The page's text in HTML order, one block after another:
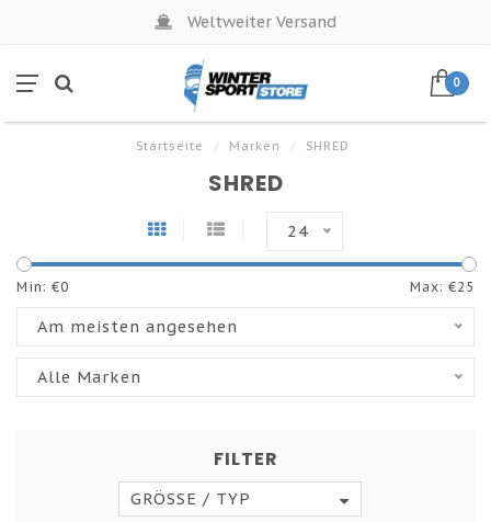
Weltweiter Versand
0
Startseite / Marken / SHRED
SHRED
24
Min: €0 Max: €25
Am meisten angesehen
Alle Marken
FILTER
GRÖSSE / TYP